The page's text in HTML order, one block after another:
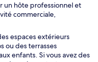
un hôte professionnel et
commerciale,
espaces extérieurs
ou des terrasses
enfants. Si vous avez des